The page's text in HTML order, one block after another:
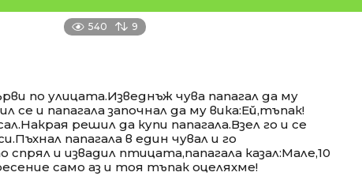
540 9
по улицата.Изведнъж чува папагал да му
се и папагала започнал да му вика:Ей,тъпак!
решил да купи папагала.Взел го и се
папагала в един чувал и го
спрял и извадил птицата,папагала казал:Мале,10
само аз и тоя тъпак оцеляхме!